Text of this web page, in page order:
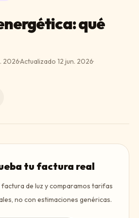
qué
2026·Actualizado 12 jun. 2026·
tu factura real
factura de luz y comparamos tarifas
no con estimaciones genéricas.